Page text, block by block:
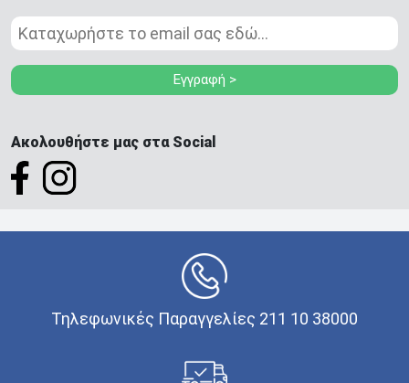
Εγγραφή >
Ακολουθήστε μας στα Social
Τηλεφωνικές Παραγγελίες 211 10 38000